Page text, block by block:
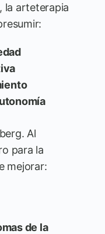
la arteterapia
Al
para la
mejorar:
de la